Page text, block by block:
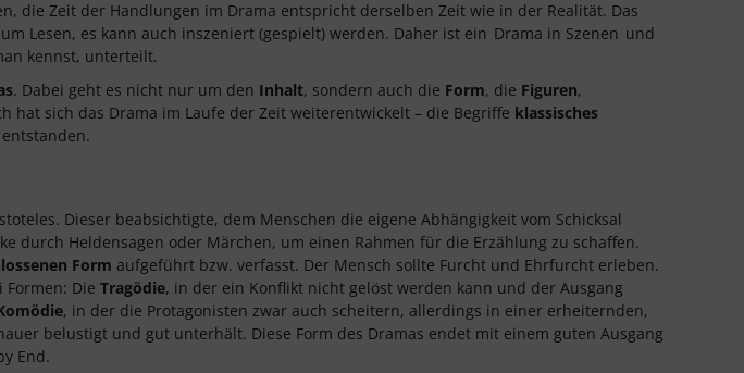
die Zeit der Handlungen im Drama entspricht derselben Zeit wie in der Realität. Das
Lesen, es kann auch inszeniert (gespielt) werden. Daher ist ein Drama in Szenen und
kennst, unterteilt.
. Dabei geht es nicht nur um den Inhalt, sondern auch die Form, die Figuren,
hat sich das Drama im Laufe der Zeit weiterentwickelt – die Begriffe klassisches
Dieser beabsichtigte, dem Menschen die eigene Abhängigkeit vom Schicksal
durch Heldensagen oder Märchen, um einen Rahmen für die Erzählung zu schaffen.
Form aufgeführt bzw. verfasst. Der Mensch sollte Furcht und Ehrfurcht erleben.
Formen: Die Tragödie, in der ein Konflikt nicht gelöst werden kann und der Ausgang
, in der die Protagonisten zwar auch scheitern, allerdings in einer erheiternden,
belustigt und gut unterhält. Diese Form des Dramas endet mit einem guten Ausgang
End.